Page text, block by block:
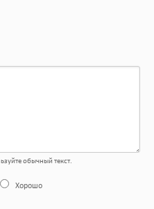
обычный текст.
Хорошо